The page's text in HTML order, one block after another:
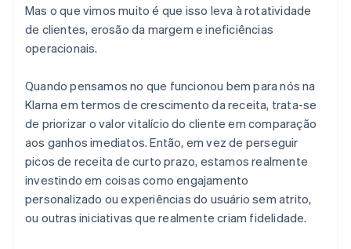
Mas o que vimos muito é que isso leva à rotatividade
de clientes, erosão da margem e ineficiências
operacionais.
Quando pensamos no que funcionou bem para nós na
Klarna em termos de crescimento da receita, trata-se
de priorizar o valor vitalício do cliente em comparação
aos ganhos imediatos. Então, em vez de perseguir
picos de receita de curto prazo, estamos realmente
investindo em coisas como engajamento
personalizado ou experiências do usuário sem atrito,
ou outras iniciativas que realmente criam fidelidade.